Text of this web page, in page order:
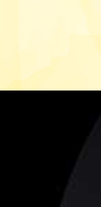
備什麼？